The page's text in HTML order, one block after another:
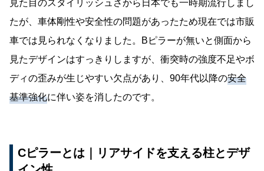
見た目のスタイリッシュさから日本でも一時期流行しまし
たが、車体剛性や安全性の問題があったため現在では市販
車では見られなくなりました。Bピラーが無いと側面から
見たデザインはすっきりしますが、衝突時の強度不足やボ
ディの歪みが生じやすい欠点があり、90年代以降の安全
基準強化に伴い姿を消したのです。
Cピラーとは｜リアサイドを支える柱とデザ